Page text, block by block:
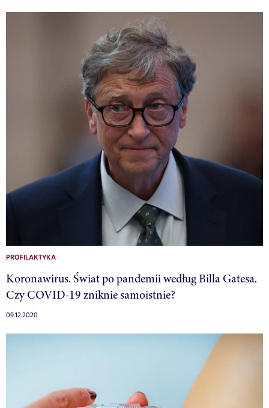
PROFILAKTYKA
Koronawirus. Świat po pandemii według Billa Gatesa.
Czy COVID-19 zniknie samoistnie?
09.12.2020